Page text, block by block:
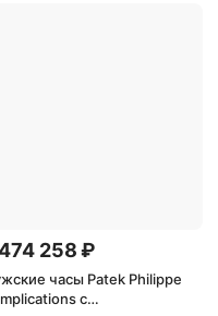
258 ₽
часы Patek Philippe
с